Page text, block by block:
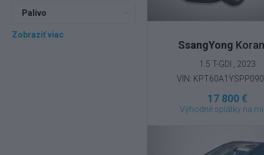
Palivo
Zobraziť viac
SsangYong
1.5 T-GDI , 2023
VIN:
17 800 €
Výhodné splátky na